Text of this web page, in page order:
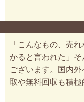
「こんなもの、売
かると言われた」
ございます。国内
取や無料回収も積極